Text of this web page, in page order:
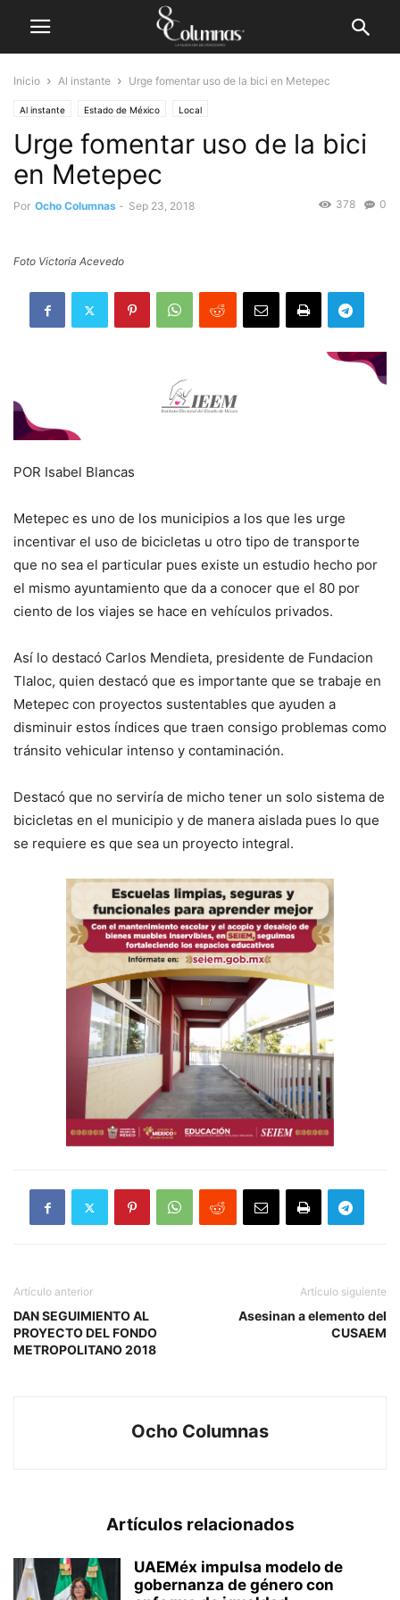
Inicio Al instante Urge fomentar uso de la bici en Metepec
Al instante Estado de México Local
Urge fomentar uso de la bici
en Metepec
Por Ocho Columnas - Sep 23, 2018 0
378
Foto Victoria Acevedo
POR Isabel Blancas
Metepec es uno de los municipios a los que les urge
incentivar el uso de bicicletas u otro tipo de transporte
que no sea el particular pues existe un estudio hecho por
el mismo ayuntamiento que da a conocer que el 80 por
ciento de los viajes se hace en vehículos privados.
Así lo destacó Carlos Mendieta, presidente de Fundacion
Tlaloc, quien destacó que es importante que se trabaje en
Metepec con proyectos sustentables que ayuden a
disminuir estos índices que traen consigo problemas como
tránsito vehicular intenso y contaminación.
Destacó que no serviría de micho tener un solo sistema de
bicicletas en el municipio y de manera aislada pues lo que
se requiere es que sea un proyecto integral.
Artículo anterior
DAN SEGUIMIENTO AL
PROYECTO DEL FONDO
METROPOLITANO 2018
Artículo siguiente
Asesinan a elemento del
CUSAEM
Ocho Columnas
Artículos relacionados
UAEMéx impulsa modelo de
gobernanza de género con